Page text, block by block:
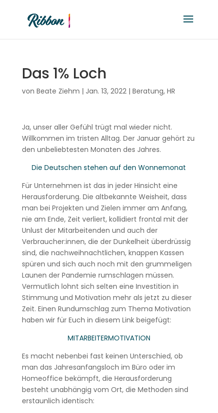
Das 1% Loch
von Beate Ziehm | Jan. 13, 2022| Beratung, HR
Ja, unser aller Gefühl trügt mal wieder nicht.
Willkommen im tristen Alltag. Der Januar gehört zu
den unbeliebtesten Monaten des Jahres.
Die Deutschen stehen auf den Wonnemonat
Für Unternehmen ist das in jeder Hinsicht eine
Herausforderung. Die altbekannte Weisheit, dass
man bei Projekten und Zielen immer am Anfang,
nie am Ende, Zeit verliert, kollidiert frontal mit der
Unlust der Mitarbeitenden und auch der
Verbraucher:innen, die der Dunkelheit überdrüssig
sind, die nachweihnachtlichen, knappen Kassen
spüren und sich auch noch mit den grummeligen
Launen der Pandemie rumschlagen müssen.
Vermutlich lohnt sich selten eine Investition in
Stimmung und Motivation mehr als jetzt zu dieser
Zeit. Einen Rundumschlag zum Thema Motivation
haben wir für Euch in diesem Link beigefügt:
MITARBEITERMOTIVATION
Es macht nebenbei fast keinen Unterschied, ob
man das Jahresanfangsloch im Büro oder im
Homeoffice bekämpft, die Herausforderung
besteht unabhängig vom Ort, die Methoden sind
erstaunlich identisch: